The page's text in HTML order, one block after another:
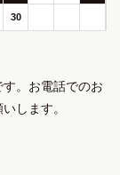
30
。お電話でのお
します。